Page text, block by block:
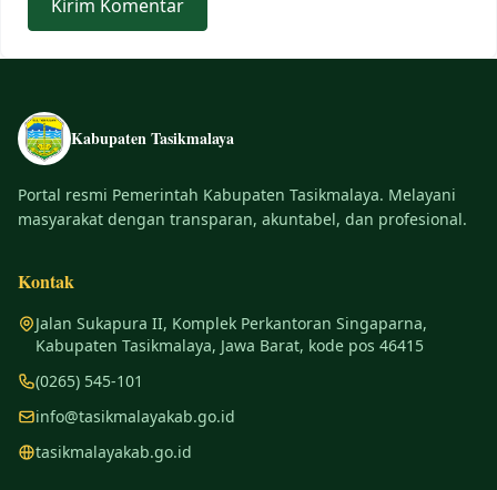
Kabupaten Tasikmalaya
Portal resmi Pemerintah Kabupaten Tasikmalaya. Melayani
masyarakat dengan transparan, akuntabel, dan profesional.
Kontak
Jalan Sukapura II, Komplek Perkantoran Singaparna,
Kabupaten Tasikmalaya, Jawa Barat, kode pos 46415
(0265) 545-101
info@tasikmalayakab.go.id
tasikmalayakab.go.id